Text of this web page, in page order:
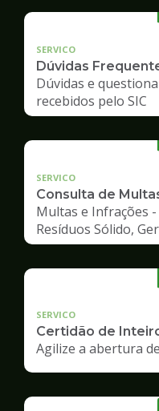
SERVICO
Dúvidas
Dúvidas e
recebidos pelo SIC
SERVICO
Consulta de
Multas e Infrações
Resíduos Sólido,
SERVICO
Certidão de
Agilize a abertura